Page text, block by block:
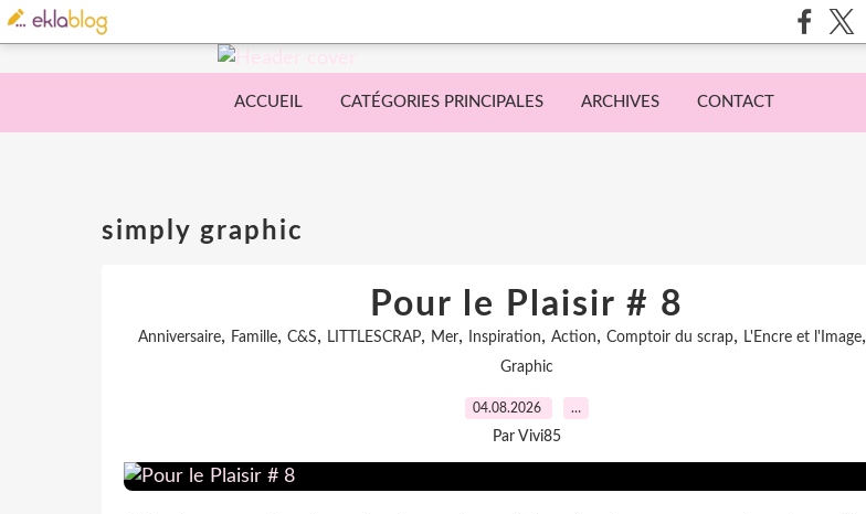
ACCUEIL CATÉGORIES PRINCIPALES ARCHIVES CONTACT
simply graphic
Pour le Plaisir # 8
Anniversaire, Famille, C&S, LITTLESCRAP, Mer, Inspiration, Action, Comptoir du scrap, L'Encre et l'Image,
Graphic
04.08.2026 …
Par Vivi85